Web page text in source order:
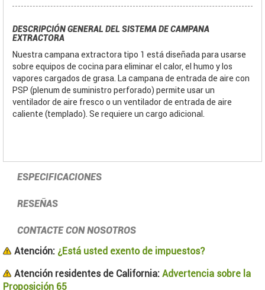
DESCRIPCIÓN GENERAL DEL SISTEMA DE CAMPANA
EXTRACTORA
Nuestra campana extractora tipo 1 está diseñada para usarse
sobre equipos de cocina para eliminar el calor, el humo y los
vapores cargados de grasa. La campana de entrada de aire con
PSP (plenum de suministro perforado) permite usar un
ventilador de aire fresco o un ventilador de entrada de aire
caliente (templado). Se requiere un cargo adicional.
ESPECIFICACIONES
RESEÑAS
CONTACTE CON NOSOTROS
Atención: ¿Está usted exento de impuestos?
Atención residentes de California: Advertencia sobre la
Proposición 65